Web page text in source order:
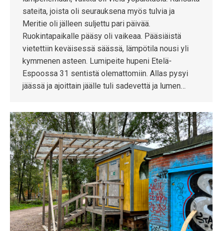
sateita, joista oli seurauksena myös tulvia ja
Meritie oli jälleen suljettu pari päivää.
Ruokintapaikalle pääsy oli vaikeaa. Pääsiäistä
vietettiin keväisessä säässä, lämpötila nousi yli
kymmenen asteen. Lumipeite hupeni Etelä-
Espoossa 31 sentistä olemattomiin. Allas pysyi
jäässä ja ajoittain jäälle tuli sadevettä ja lumen…